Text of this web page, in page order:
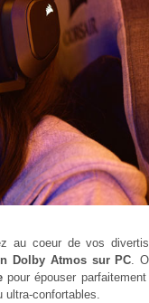
au coeur de vos
Dolby Atmos sur PC.
pour épouser
ultra-confortables.